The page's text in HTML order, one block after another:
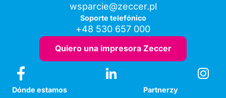
wsparcie@zeccer.pl
Soporte telefónico
+48 530 657 000
Quiero una impresora Zeccer
Dónde estamos
Partnerzy